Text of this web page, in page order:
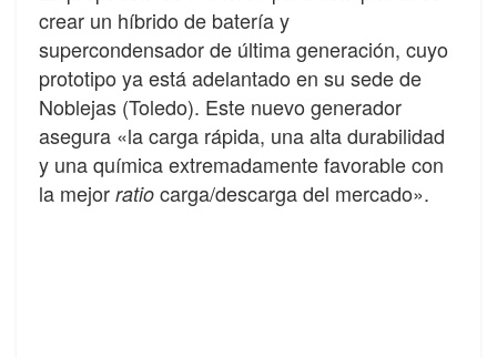
crear un híbrido de batería y
supercondensador de última generación, cuyo
prototipo ya está adelantado en su sede de
Noblejas (Toledo). Este nuevo generador
asegura «la carga rápida, una alta durabilidad
y una química extremadamente favorable con
la mejor ratio carga/descarga del mercado».